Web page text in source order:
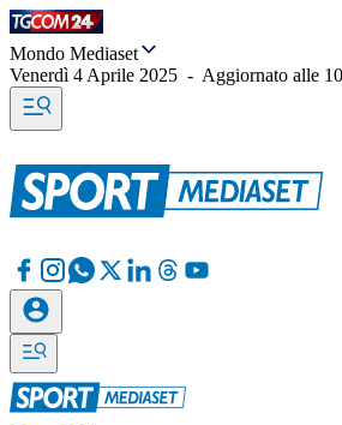
Mondo Mediaset
Venerdì 4 Aprile 2025 - Aggiornato alle